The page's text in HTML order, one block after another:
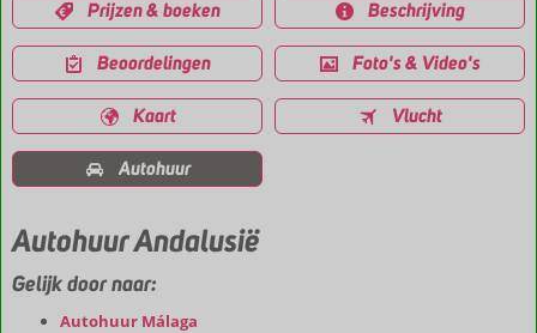
Prijzen & boeken Beschrijving
Beoordelingen Foto's & Video's
Kaart Vlucht
Autohuur
Autohuur Andalusië
Gelijk door naar:
Autohuur Málaga